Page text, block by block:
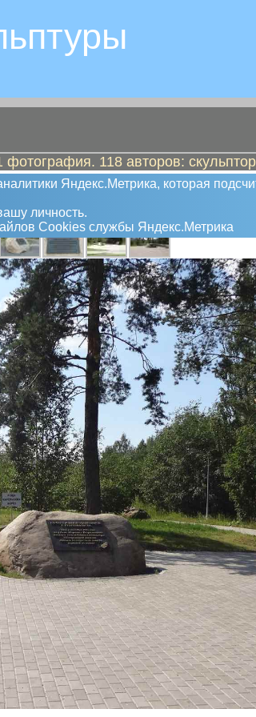
118 авторов:
Яндекс.Метрика, которая
личность.
Сookies службы Яндекс.Метрика